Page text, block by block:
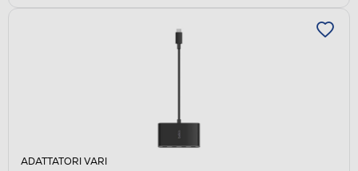
ADATTATORI VARI